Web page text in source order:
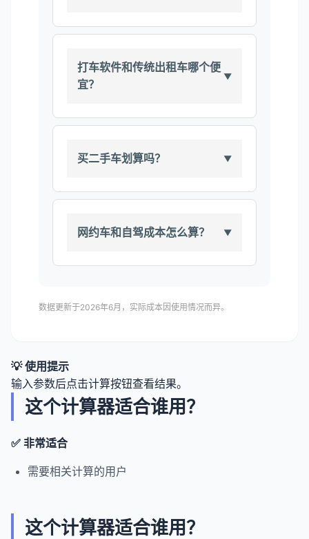
打车软件和传统出租车哪个便
宜？
买二手车划算吗？
网约车和自驾成本怎么算？
数据更新于2026年6月，实际成本因使用情况而异。
💡 使用提示
输入参数后点击计算按钮查看结果。
这个计算器适合谁用？
✅ 非常适合
需要相关计算的用户
这个计算器适合谁用？